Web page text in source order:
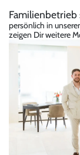
Familienbetrieb
persönlich in
zeigen Dir weitere